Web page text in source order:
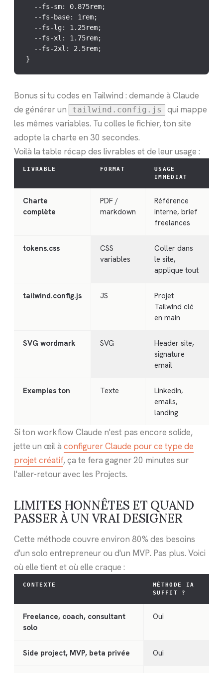
  --fs-sm: 0.875rem;
  --fs-base: 1rem;
  --fs-lg: 1.25rem;
  --fs-xl: 1.75rem;
  --fs-2xl: 2.5rem;
}
Bonus si tu codes en Tailwind : demande à Claude
de générer un
tailwind.config.js
qui mappe
les mêmes variables. Tu colles le fichier, ton site
adopte la charte en 30 secondes.
Voilà la table récap des livrables et de leur usage :
LIVRABLE FORMAT
USAGE
IMMÉDIAT
Charte
complète
PDF /
markdown
Référence
interne, brief
freelances
tokens.css
CSS
variables
Coller dans
le site,
applique tout
tailwind.config.js JS
Projet
Tailwind clé
en main
SVG wordmark SVG
Header site,
signature
email
Exemples ton Texte
LinkedIn,
emails,
landing
Si ton workflow Claude n'est pas encore solide,
jette un œil à configurer Claude pour ce type de
projet créatif, ça te fera gagner 20 minutes sur
l'aller-retour avec les Projects.
LIMITES HONNÊTES ET QUAND
PASSER À UN VRAI DESIGNER
Cette méthode couvre environ 80% des besoins
d'un solo entrepreneur ou d'un MVP. Pas plus. Voici
où elle tient et où elle craque :
CONTEXTE
MÉTHODE IA
SUFFIT ?
Freelance, coach, consultant
solo
Oui
Side project, MVP, beta privée Oui